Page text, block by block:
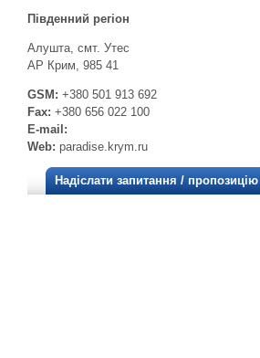
Південний регіон
Алушта, смт. Утес
АР Крим, 985 41
GSM: +380 501 913 692
Fax: +380 656 022 100
E-mail:
Web: paradise.krym.ru
Надіслати запитання / пропозицію